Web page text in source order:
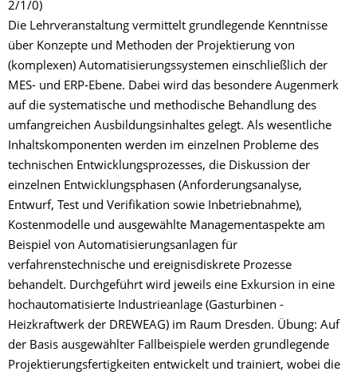
2/1/0)
Die Lehrveranstaltung vermittelt grundlegende Kenntnisse
über Konzepte und Methoden der Projektierung von
(komplexen) Automatisierungssystemen einschließlich der
MES- und ERP-Ebene. Dabei wird das besondere Augenmerk
auf die systematische und methodische Behandlung des
umfangreichen Ausbildungsinhaltes gelegt. Als wesentliche
Inhaltskomponenten werden im einzelnen Probleme des
technischen Entwicklungsprozesses, die Diskussion der
einzelnen Entwicklungsphasen (Anforderungsanalyse,
Entwurf, Test und Verifikation sowie Inbetriebnahme),
Kostenmodelle und ausgewählte Managementaspekte am
Beispiel von Automatisierungsanlagen für
verfahrenstechnische und ereignisdiskrete Prozesse
behandelt. Durchgeführt wird jeweils eine Exkursion in eine
hochautomatisierte Industrieanlage (Gasturbinen -
Heizkraftwerk der DREWEAG) im Raum Dresden. Übung: Auf
der Basis ausgewählter Fallbeispiele werden grundlegende
Projektierungsfertigkeiten entwickelt und trainiert, wobei die